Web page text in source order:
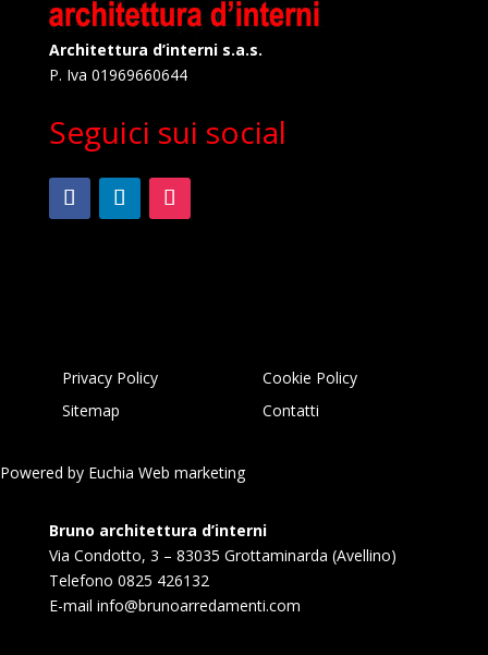
Architettura d’interni s.a.s.
P. Iva 01969660644
Seguici sui social
Privacy Policy
Cookie Policy
Sitemap
Contatti
Powered by Euchia Web marketing
Bruno architettura d’interni
Via Condotto, 3 – 83035 Grottaminarda (Avellino)
Telefono 0825 426132
E-mail info@brunoarredamenti.com